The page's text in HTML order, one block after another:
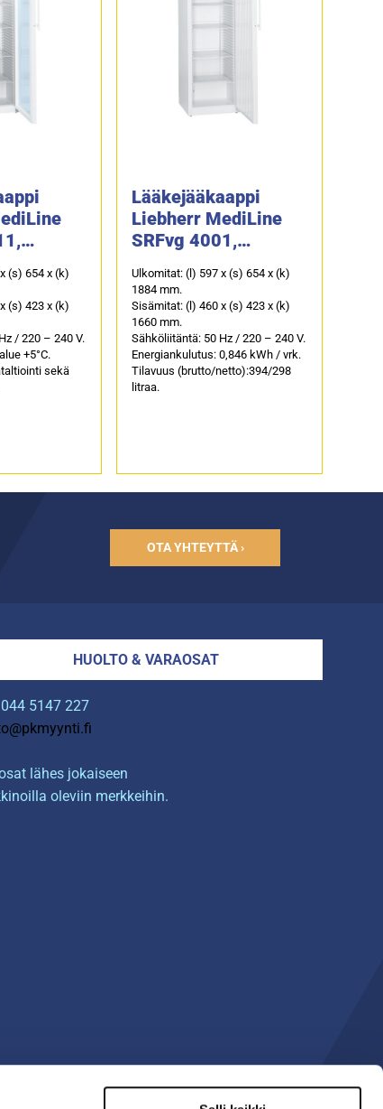
(s) 654 x (k)
(s) 423 x (k)
/ 220 – 240 V.
+5°C.
sekä
Lääkejääkaappi
Liebherr MediLine
SRFvg 4001,
Ulkomitat: (l) 597 x (s) 654 x (k)
1884 mm.
Sisämitat: (l) 460 x (s) 423 x (k)
1660 mm.
Sähköliitäntä: 50 Hz / 220 – 240 V.
Energiankulutus: 0,846 kWh / vrk.
Tilavuus (brutto/netto):394/298
litraa.
OTA YHTEYTTÄ ›
HUOLTO & VARAOSAT
044 5147 227
lähes jokaiseen
oleviin merkkeihin.